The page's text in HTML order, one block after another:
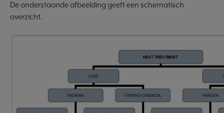
De onderstaande afbeelding geeft een schematisch
overzicht.